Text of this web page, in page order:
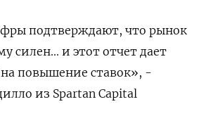
подтверждают, что рынок
силен... и этот отчет дает
повышение ставок», -
из Spartan Capital